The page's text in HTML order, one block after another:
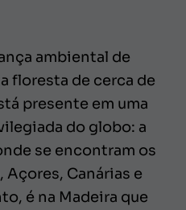
ambiental de
floresta de cerca de
presente em uma
do globo: a
se encontram os
Canárias e
é na Madeira que